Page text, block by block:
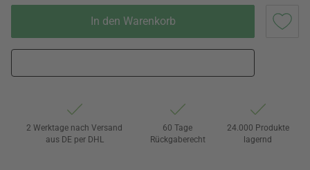
In den Warenkorb
2 Werktage nach Versand
aus DE per DHL
60 Tage
Rückgaberecht
24.000 Produkte
lagernd